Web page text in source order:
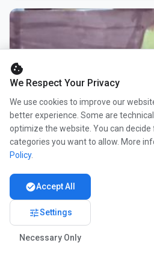
cookie
We Respect Your Privacy
We use cookies to improve our
better experience. Some are
optimize the website. You can
categories you want to allow. More
Policy.
check_circleAccept All
tuneSettings
Necessary Only